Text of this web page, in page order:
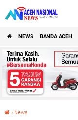
NEWS BANDA ACEH
› News